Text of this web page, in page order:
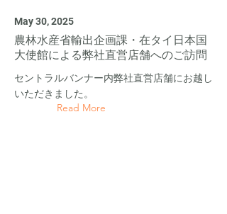
May 30, 2025
農林水産省輸出企画課・在タイ日本国
大使館による弊社直営店舗へのご訪問
セントラルバンナー内弊社直営店舗にお越し
いただきました。
Read More